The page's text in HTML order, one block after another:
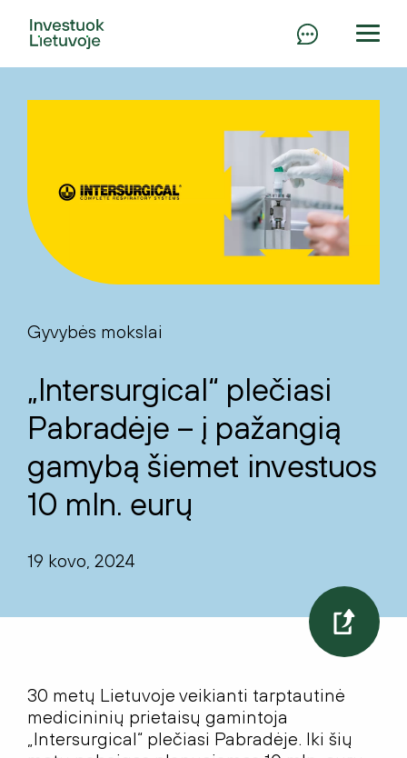
Gyvybės mokslai
„Intersurgical“ plečiasi
Pabradėje – į pažangią
gamybą šiemet investuos
10 mln. eurų
19 kovo, 2024
30 metų Lietuvoje veikianti tarptautinė
medicininių prietaisų gamintoja
„Intersurgical“ plečiasi Pabradėje. Iki šių